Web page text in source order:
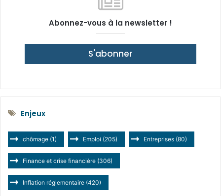
Abonnez-vous à la newsletter !
S'abonner
Enjeux
chômage (1) Emploi (205) Entreprises (80)
Finance et crise financière (306)
Inflation réglementaire (420)